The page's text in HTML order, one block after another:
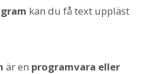
kan du få text uppläst
är en programvara eller